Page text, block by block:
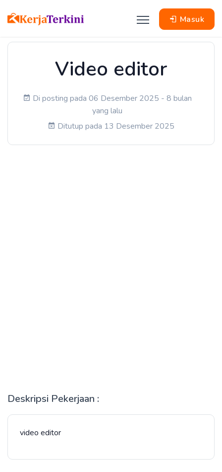
Masuk
Video editor
Di posting pada 06 Desember 2025 - 8 bulan
yang lalu
Ditutup pada 13 Desember 2025
Deskripsi Pekerjaan :
video editor